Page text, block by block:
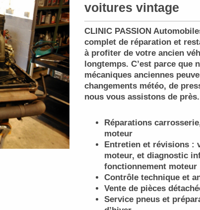
voitures vintage
CLINIC PASSION
complet de réparation et
à profiter de votre ancien
longtemps. C’est parce que
mécaniques anciennes
changements météo, de
nous vous assistons de près.
Réparations
moteur
Entretien et révisions :
moteur, et diagnostic
fonctionnement moteur
Contrôle technique et
Vente de pièces
Service pneus et